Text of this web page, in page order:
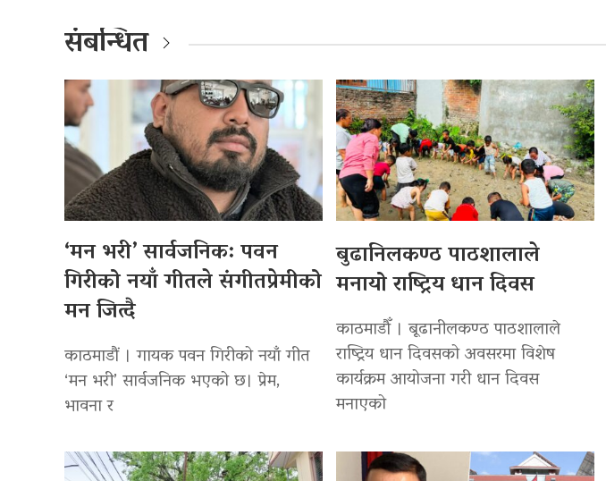
संबन्धित
‘मन भरी’ सार्वजनिक: पवन
गिरीको नयाँ गीतले संगीतप्रेमीको
मन जित्दै
काठमाडौं । गायक पवन गिरीको नयाँ गीत
‘मन भरी’ सार्वजनिक भएको छ। प्रेम,
भावना र
बुढानिलकण्ठ पाठशालाले
मनायो राष्ट्रिय धान दिवस
काठमाडौँ । बूढानीलकण्ठ पाठशालाले
राष्ट्रिय धान दिवसको अवसरमा विशेष
कार्यक्रम आयोजना गरी धान दिवस
मनाएको